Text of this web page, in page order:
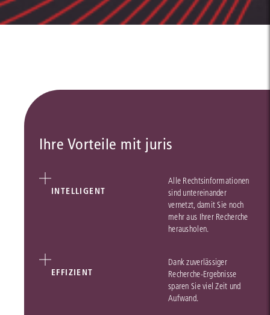
Ihre Vorteile mit juris
INTELLIGENT
Alle Rechtsinformationen
sind untereinander
vernetzt, damit Sie noch
mehr aus Ihrer Recherche
herausholen.
EFFIZIENT
Dank zuverlässiger
Recherche-Ergebnisse
sparen Sie viel Zeit und
Aufwand.